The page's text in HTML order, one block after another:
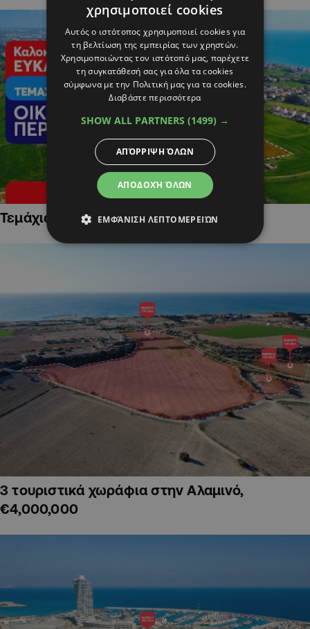
Τεμάχια Γης σε Οικιστικές Περιοχές
3 τουριστικά χωράφια στην Αλαμινό,
€4,000,000
χρησιμοποιεί cookies
Αυτός ο ιστότοπος χρησιμοποιεί cookies για
τη βελτίωση της εμπειρίας των χρηστών.
Χρησιμοποιώντας τον ιστότοπό μας, παρέχετε
τη συγκατάθεσή σας για όλα τα cookies
σύμφωνα με την Πολιτική μας για τα cookies.
Διαβάστε περισσότερα
SHOW ALL PARTNERS (1499) →
ΑΠΟΔΟΧΉ ΌΛΩΝ
ΑΠΌΡΡΙΨΗ ΌΛΩΝ
ΕΜΦΆΝΙΣΗ ΛΕΠΤΟΜΕΡΕΙΏΝ